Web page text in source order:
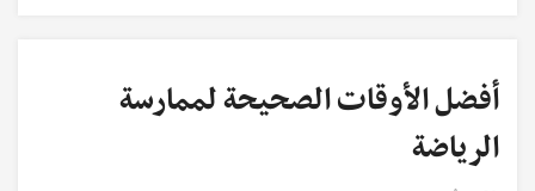
أفضل الأوقات الصحيحة لممارسة
الرياضة